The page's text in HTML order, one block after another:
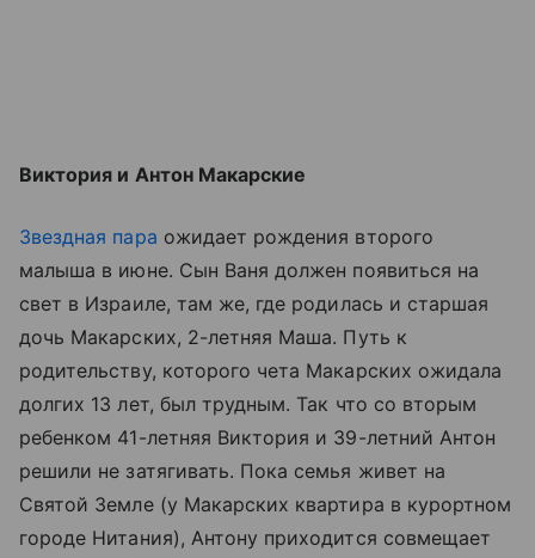
Виктория и Антон Макарские
Звездная пара ожидает рождения второго
малыша в июне. Сын Ваня должен появиться на
свет в Израиле, там же, где родилась и старшая
дочь Макарских, 2-летняя Маша. Путь к
родительству, которого чета Макарских ожидала
долгих 13 лет, был трудным. Так что со вторым
ребенком 41-летняя Виктория и 39-летний Антон
решили не затягивать. Пока семья живет на
Святой Земле (у Макарских квартира в курортном
городе Нитания), Антону приходится совмещает